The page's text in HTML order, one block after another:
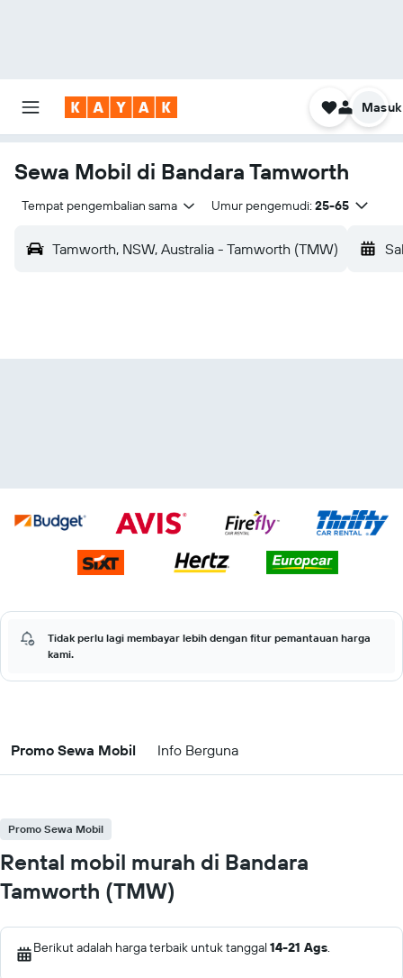
Masuk
Sewa Mobil di Bandara Tamworth
Tempat pengembalian sama Umur pengemudi: 25-65
Tamworth, NSW, Australia - Tamworth (TMW)
Tidak perlu lagi membayar lebih dengan fitur pemantauan harga
kami.
Promo Sewa Mobil Info Berguna
Promo Sewa Mobil
Rental mobil murah di Bandara
Tamworth (TMW)
Berikut adalah harga terbaik untuk tanggal 14-21 Ags.